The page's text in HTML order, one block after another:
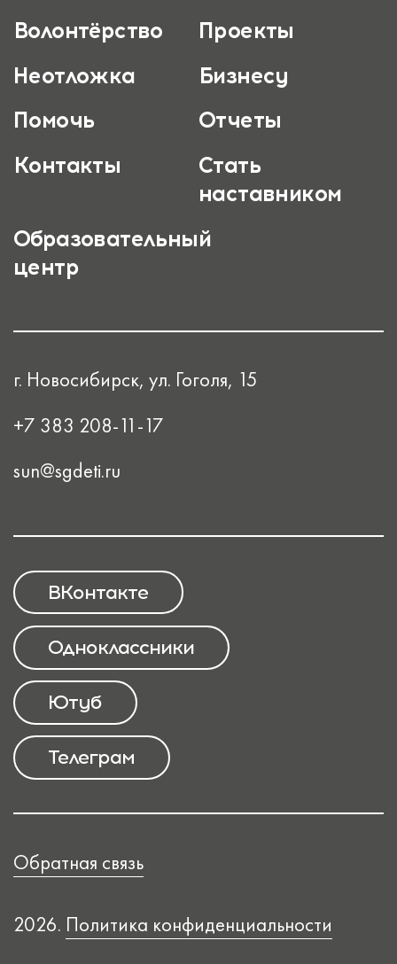
Волонтёрство
Проекты
Неотложка
Бизнесу
Помочь
Отчеты
Контакты
Стать
наставником
Образовательный
центр
г. Новосибирск, ул. Гоголя, 15
+7 383 208-11-17
sun@sgdeti.ru
Обратная связь
2026. Политика конфиденциальности
ВКонтакте
Одноклассники
Ютуб
Телеграм